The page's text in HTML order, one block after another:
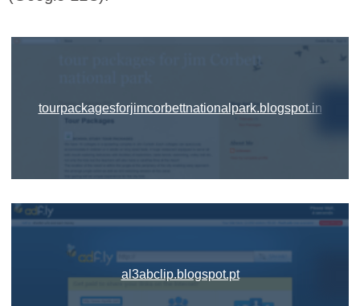
tourpackagesforjimcorbettnationalpark.blogspot.in
al3abclip.blogspot.pt